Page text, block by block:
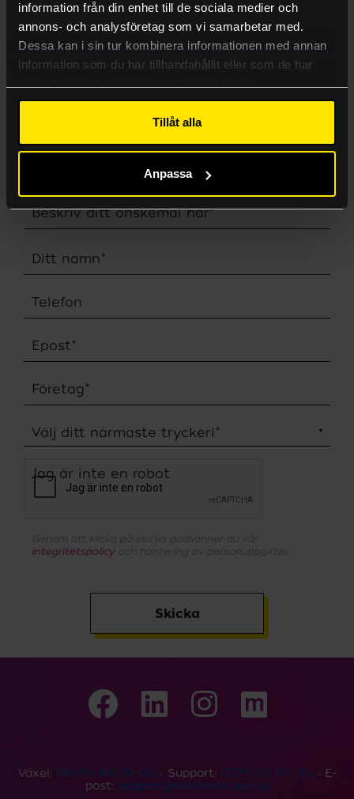
information från din enhet till de sociala medier och
annons- och analysföretag som vi samarbetar med.
Dessa kan i sin tur kombinera informationen med annan
information som du har tillhandahållit eller som de har
Tillåt alla
Anpassa
Vad behöver du hjälp med?
Beskriv ditt önskemål här*
Ditt namn *
Telefon
Epost*
Företag *
Välj ditt närmaste tryckeri *
Jag är inte en robot
Genom att klicka på skicka godkänner du vår
integritetspolicyoch hantering av personuppgifter.
Skicka
Växel: 08-50 60 70 00 • Support: 0775-70 50 00 • E-
post: support@arkitektkopia.se
Case
Kontakt
Visa mer
Lämna rätt material